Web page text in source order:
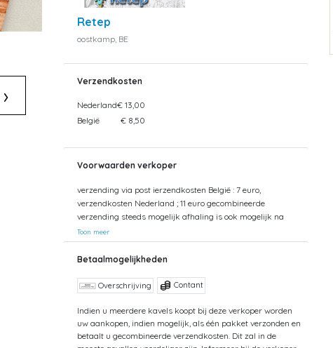
›
Retep
oostkamp, BE
Verzendkosten
Nederland€ 13,00
België
€ 8,50
Voorwaarden verkoper
verzending via post ierzendkosten België : 7 euro,
verzendkosten Nederland ; 11 euro gecombineerde
verzending steeds mogelijk afhaling is ook mogelijk na
afspraak
Toon meer
Betaalmogelijkheden
Overschrijving Contant
Indien u meerdere kavels koopt bij deze verkoper worden
uw aankopen, indien mogelijk, als één pakket verzonden en
betaalt u gecombineerde verzendkosten. Dit zal in de